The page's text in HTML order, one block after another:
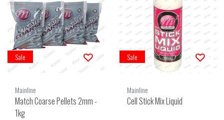
Sale
Mainline
Match Coarse Pellets 2mm -
1kg
Sale
Mainline
Cell Stick Mix Liquid